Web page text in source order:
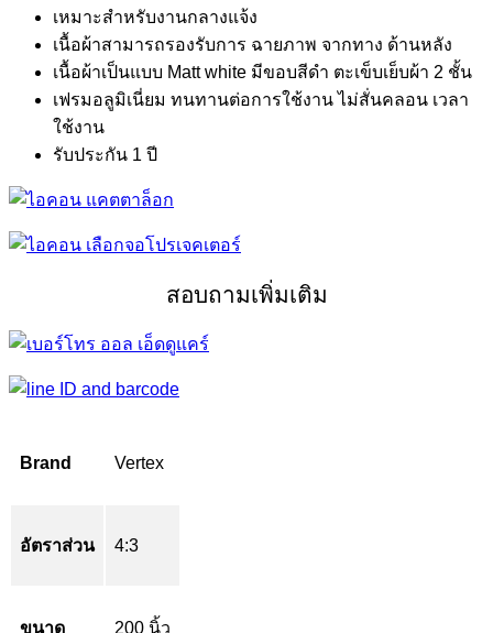
เหมาะสำหรับงานกลางแจ้ง
เนื้อผ้าสามารถรองรับการ ฉายภาพ จากทาง ด้านหลัง
เนื้อผ้าเป็นแบบ Matt white มีขอบสีดำ ตะเข็บเย็บผ้า 2 ชั้น
เฟรมอลูมิเนี่ยม ทนทานต่อการใช้งาน ไม่สั่นคลอน เวลา
ใช้งาน
รับประกัน 1 ปี
สอบถามเพิ่มเติม
Brand Vertex
อัตราส่วน 4:3
ขนาด 200 นิ้ว